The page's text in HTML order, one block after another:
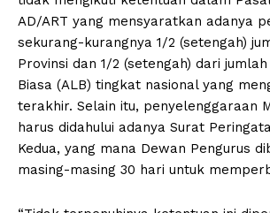
AD/ART yang mensyaratkan adanya
sekurang-kurangnya 1/2 (setengah)
Provinsi dan 1/2 (setengah) dari
Biasa (ALB) tingkat nasional yang
terakhir. Selain itu, penyelenggaraan
harus didahului adanya Surat
Kedua, yang mana Dewan Pengurus
masing-masing 30 hari untuk